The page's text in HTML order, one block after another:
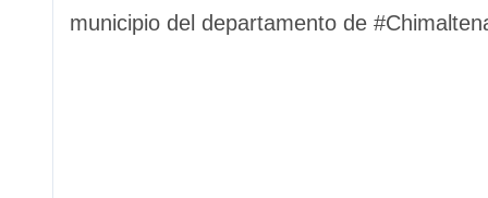
municipio del departamento de